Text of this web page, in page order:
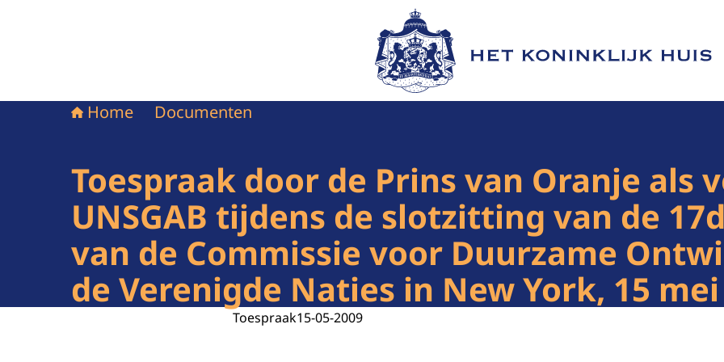
Naar de homepage van Het Koninklijk Huis
Home Documenten
Toespraak door de Prins van Oranje als
UNSGAB tijdens de slotzitting van de
van de Commissie voor Duurzame
de Verenigde Naties in New York, 15 mei
Toespraak15-05-2009